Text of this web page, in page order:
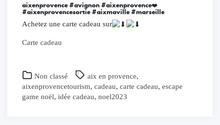
aixenprovence #avignon #aixenprovence❤️
#aixenprovencesortie #aixmaville #marseille
Achetez une carte cadeau sur
Carte cadeau
Non classé aix en provence,
aixenprovencetourism, cadeau, carte cadeau, escape
game noël, idée cadeau, noel2023